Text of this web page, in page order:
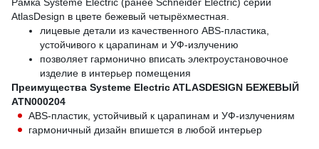
AtlasDesign в цвете бежевый четырёхместная.
лицевые детали из качественного ABS-пластика,
устойчивого к царапинам и УФ-излучению
позволяет гармонично вписать электроустановочное
изделие в интерьер помещения
Преимущества Systeme Electric ATLASDESIGN БЕЖЕВЫЙ
ATN000204
ABS-пластик, устойчивый к царапинам и УФ-излучениям
гармоничный дизайн впишется в любой интерьер